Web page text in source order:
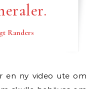
Randers